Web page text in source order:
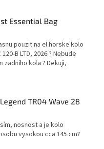
Essential Bag
pouzit na el.horske kolo
B LTD, 2026 ? Nebude
kola ? Dekuji,
TR04 Wave 28
nosnost a je kolo
vysokou cca 145 cm?